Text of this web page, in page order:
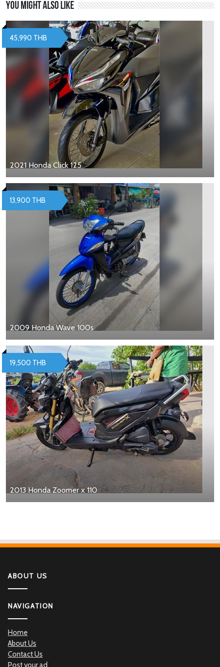
You might also like
2021 Honda Click 125
45,990 THB
2009 Honda Wave 100s
13,900 THB
2013 Honda Zoomer x 110
19,500 THB
ABOUT US
NAVIGATION
Home
About Us
Contact Us
Post your ad